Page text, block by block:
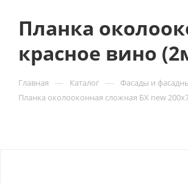
Планка
красное вино
Главная — Каталог — Фасады и
Планка околооконная сложная БХ new